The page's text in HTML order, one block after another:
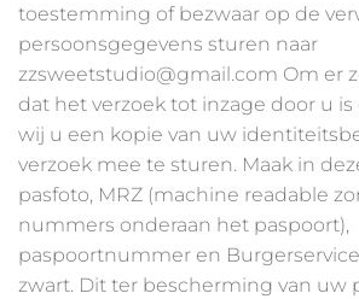
toestemming of bezwaar op de
persoonsgegevens sturen naar
zzsweetstudio@gmail.com Om er
dat het verzoek tot inzage door u is
wij u een kopie van uw
verzoek mee te sturen. Maak in
pasfoto, MRZ (machine readable
nummers onderaan het paspoort),
paspoortnummer en
zwart. Dit ter bescherming van uw